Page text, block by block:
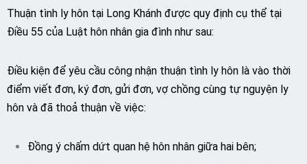
Thuận tình ly hôn tại Long Khánh được quy định cụ thể tại
Điều 55 của Luật hôn nhân gia đình như sau:
Điều kiện để yêu cầu công nhận thuận tình ly hôn là vào thời
điểm viết đơn, ký đơn, gửi đơn, vợ chồng cùng tự nguyện ly
hôn và đã thoả thuận về việc:
Đồng ý chấm dứt quan hệ hôn nhân giữa hai bên;